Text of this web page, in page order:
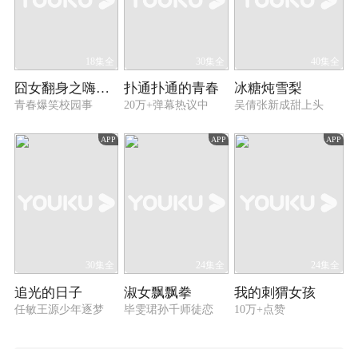
18集全
囧女翻身之嗨如花 第一季
青春爆笑校园事
30集全
扑通扑通的青春
20万+弹幕热议中
40集全
冰糖炖雪梨
吴倩张新成甜上头
APP
30集全
追光的日子
任敏王源少年逐梦
APP
24集全
淑女飘飘拳
毕雯珺孙千师徒恋
APP
24集全
我的刺猬女孩
10万+点赞